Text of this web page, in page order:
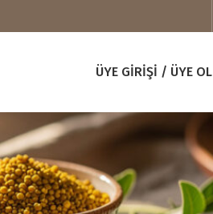
ÜYE GIRIŞI / ÜYE OL